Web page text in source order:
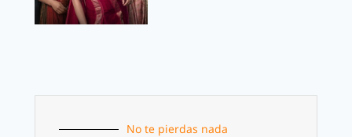
No te pierdas nada